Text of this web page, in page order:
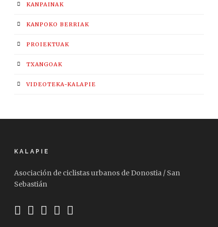
KANPAINAK
KANPOKO BERRIAK
PROIEKTUAK
TXANGOAK
VIDEOTEKA-KALAPIE
KALAPIE
Asociación de ciclistas urbanos de Donostia / San
Sebastián